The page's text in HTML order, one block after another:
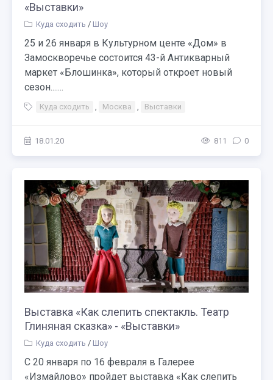
«Выставки»
Куда сходить / Шоу
25 и 26 января в Культурном центе «Дом» в
Замоскворечье состоится 43-й Антикварный
маркет «Блошинка», который откроет новый
сезон.......
Куда сходить , Москва , Выставки
18.01.20 811 0
Выставка «Как слепить спектакль. Театр
Глиняная сказка» - «Выставки»
Куда сходить / Шоу
С 20 января по 16 февраля в Галерее
«Измайлово» пройдет выставка «Как слепить